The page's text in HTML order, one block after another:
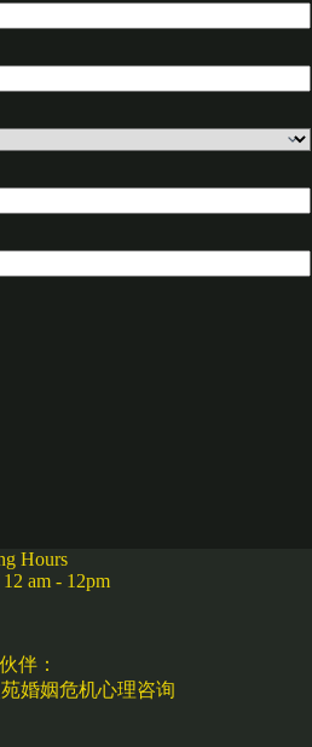
Hours
am - 12pm
伴：
婚姻危机心理咨询